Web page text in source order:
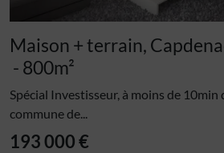
Maison + terrain,
- 800m²
Spécial Investisseur, à moins de 10min
commune de...
193 000 €